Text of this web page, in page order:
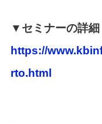
▼セミナーの詳細
https://
rto.html